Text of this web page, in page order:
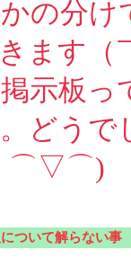
の分け
ます（
示板っ
どうで
⌒▽⌒)
ついて解らない事